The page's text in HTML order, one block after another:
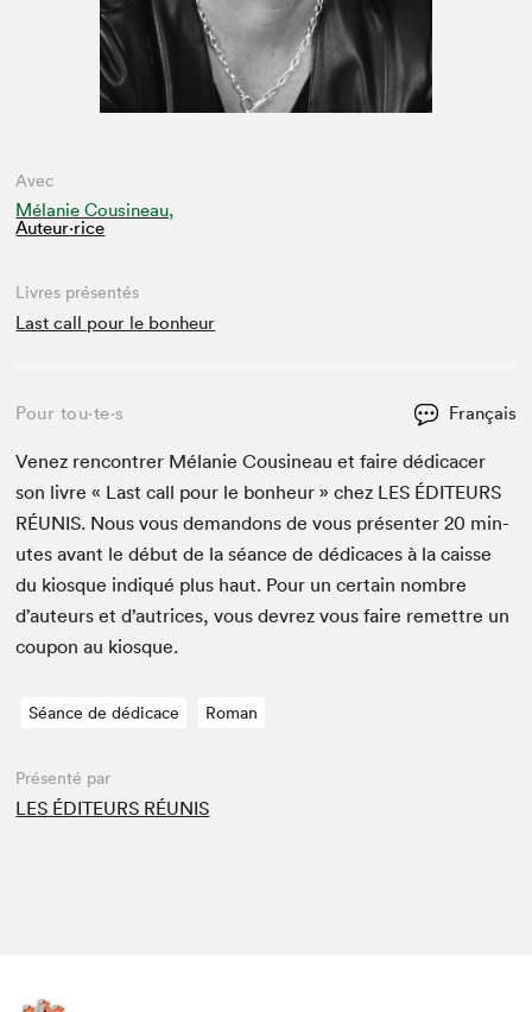
Avec
Mélanie Cousineau,
Auteur·rice
Livres présentés
Last call pour le bonheur
Pour tou⋅te⋅s Français
Venez ren­con­tr­er Mélanie Cousineau et faire dédi­cac­er
son livre « Last call pour le bon­heur » chez LES ÉDI­TEURS
RÉU­NIS. Nous vous deman­dons de vous présen­ter20 min­
utes avant le début de la séance de dédi­caces à la caisse
du kiosque indiqué plus haut. Pour un cer­tain nom­bre
d’auteurs et d’autrices, vous devrez vous faire remet­tre un
coupon au kiosque.
Séance de dédicace Roman
Présenté par
LES ÉDITEURS RÉUNIS